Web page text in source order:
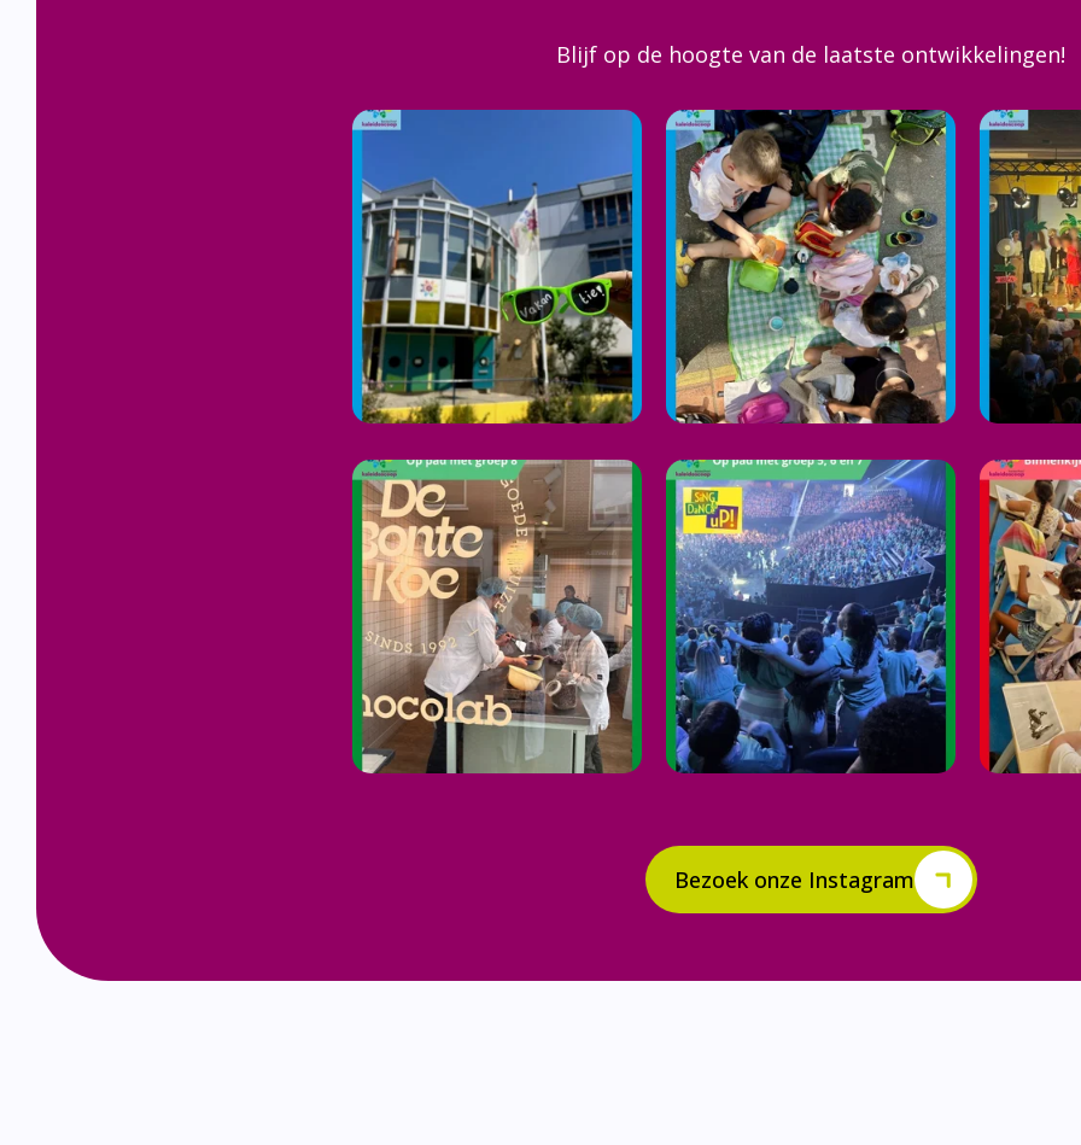
Blijf op de hoogte van de laatste ontwikkelingen!
Bezoek onze Instagram